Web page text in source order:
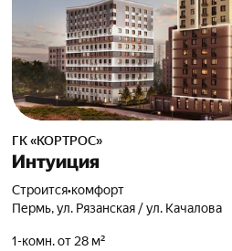
ГК «КОРТРОС»
Интуиция
Строится•комфорт
Пермь, ул. Рязанская / ул. Качалова
1-комн. от 28 м²